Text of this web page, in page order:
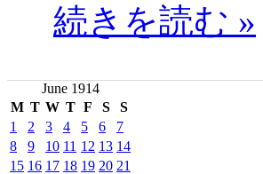
続きを読む »
June 1914
M T W T F S S
1 2 3 4 5 6
7
8
9 10 11 12 13 14
15 16 17 18 19 20 21